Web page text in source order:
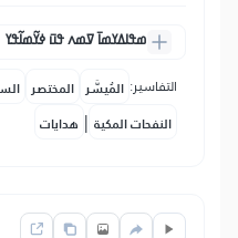
ߘߟߊߡߌߘߊ߫ ߜߘߍ ߟߎ߫ ߦߌ߬ߘߊ߬ߟߌ
التفاسير: المُيسَّر المختصر
النفحات المكية | هدايات